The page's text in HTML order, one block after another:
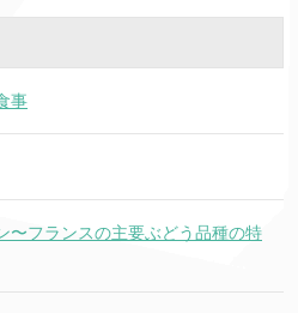
事
〜フランスの主要ぶどう品種の特